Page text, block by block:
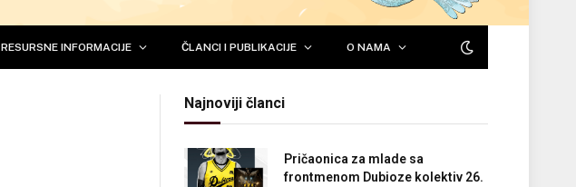
RESURSNE INFORMACIJE ČLANCI I PUBLIKACIJE O NAMA
Najnoviji članci
Pričaonica za mlade sa
frontmenom Dubioze kolektiv 26.